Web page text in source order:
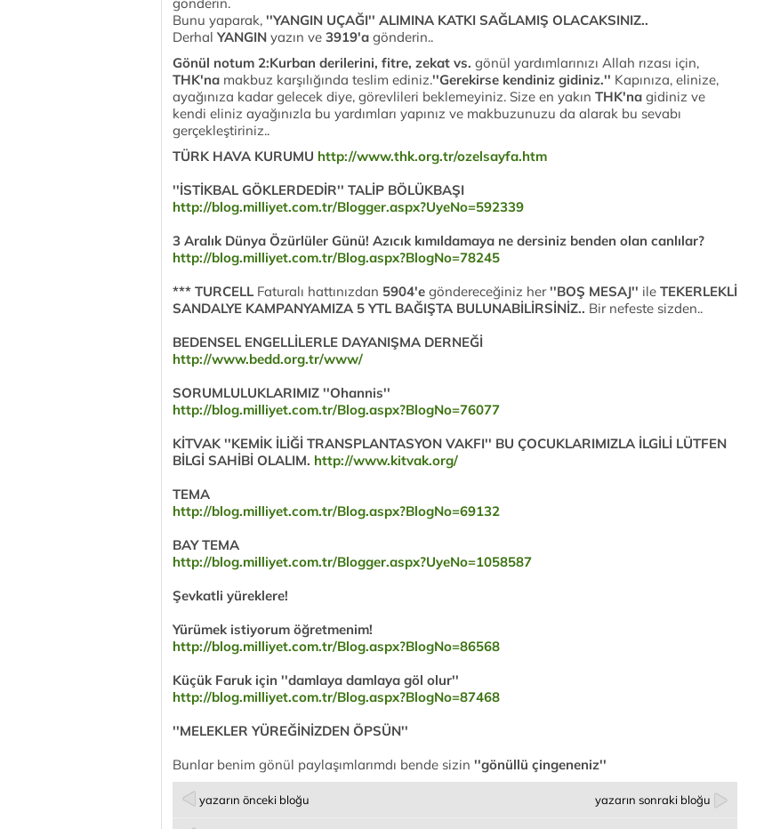
Bunu yaparak, ''YANGIN UÇAĞI'' ALIMINA KATKI SAĞLAMIŞ OLACAKSINIZ..
Derhal YANGIN yazın ve 3919'a gönderin..
Gönül notum 2:Kurban derilerini, fitre, zekat vs. gönül yardımlarınızı Allah rızası için,
THK'na makbuz karşılığında teslim ediniz.''Gerekirse kendiniz gidiniz.'' Kapınıza, elinize,
ayağınıza kadar gelecek diye, görevlileri beklemeyiniz. Size en yakın THK'na gidiniz ve
kendi eliniz ayağınızla bu yardımları yapınız ve makbuzunuzu da alarak bu sevabı
gerçekleştiriniz..
TÜRK HAVA KURUMU http://www.thk.org.tr/ozelsayfa.htm
''İSTİKBAL GÖKLERDEDİR'' TALİP BÖLÜKBAŞI
http://blog.milliyet.com.tr/Blogger.aspx?UyeNo=592339
3 Aralık Dünya Özürlüler Günü! Azıcık kımıldamaya ne dersiniz benden olan canlılar?
http://blog.milliyet.com.tr/Blog.aspx?BlogNo=78245
*** TURCELL Faturalı hattınızdan 5904'e göndereceğiniz her''BOŞ MESAJ'' ile TEKERLEKLİ
SANDALYE KAMPANYAMIZA 5 YTL BAĞIŞTA BULUNABİLİRSİNİZ.. Bir nefeste sizden..
BEDENSEL ENGELLİLERLE DAYANIŞMA DERNEĞİ
http://www.bedd.org.tr/www/
SORUMLULUKLARIMIZ ''Ohannis''
http://blog.milliyet.com.tr/Blog.aspx?BlogNo=76077
KİTVAK ''KEMİK İLİĞİ TRANSPLANTASYON VAKFI'' BU ÇOCUKLARIMIZLA İLGİLİ LÜTFEN
BİLGİ SAHİBİ OLALIM. http://www.kitvak.org/
TEMA
http://blog.milliyet.com.tr/Blog.aspx?BlogNo=69132
BAY TEMA
http://blog.milliyet.com.tr/Blogger.aspx?UyeNo=1058587
Şevkatli yüreklere!
Yürümek istiyorum öğretmenim!
http://blog.milliyet.com.tr/Blog.aspx?BlogNo=86568
Küçük Faruk için ''damlaya damlaya göl olur''
http://blog.milliyet.com.tr/Blog.aspx?BlogNo=87468
''MELEKLER YÜREĞİNİZDEN ÖPSÜN''
Bunlar benim gönül paylaşımlarımdı bende sizin ''gönüllü çingeneniz''
yazarın önceki bloğu yazarın sonraki bloğu